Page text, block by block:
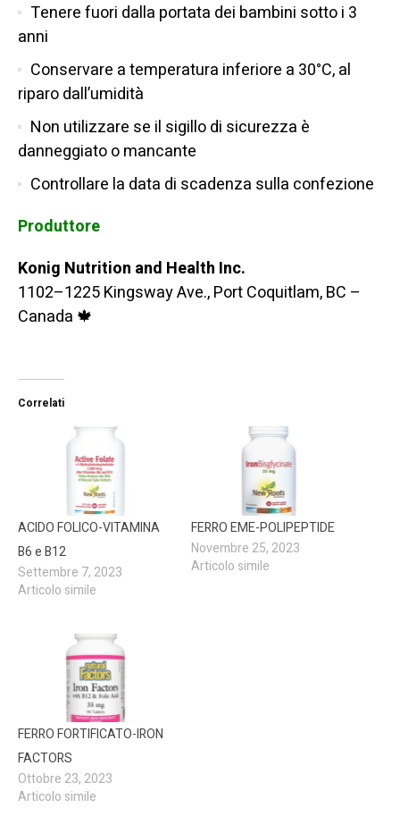
Tenere fuori dalla portata dei bambini sotto i 3
anni
Conservare a temperatura inferiore a 30°C, al
riparo dall’umidità
Non utilizzare se il sigillo di sicurezza è
danneggiato o mancante
Controllare la data di scadenza sulla confezione
Produttore
Konig Nutrition and Health Inc.
1102–1225 Kingsway Ave., Port Coquitlam, BC –
Canada 🍁
Correlati
ACIDO FOLICO-VITAMINA
B6 e B12
Settembre 7, 2023
Articolo simile
FERRO EME-POLIPEPTIDE
Novembre 25, 2023
Articolo simile
FERRO FORTIFICATO-IRON
FACTORS
Ottobre 23, 2023
Articolo simile